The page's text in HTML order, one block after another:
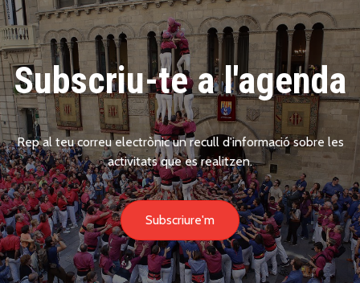
Subscriu-te a l'agenda
Rep al teu correu electrònic un recull d'informació sobre les
activitats que es realitzen.
Subscriure'm